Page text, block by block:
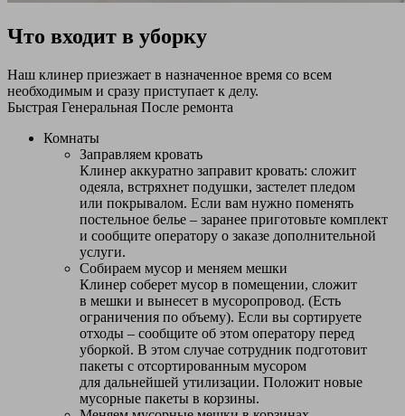
Что входит в уборку
Наш клинер приезжает в назначенное время со всем
необходимым и сразу приступает к делу.
Быстрая Генеральная После ремонта
Комнаты
Заправляем кровать
Клинер аккуратно заправит кровать: сложит
одеяла, встряхнет подушки, застелет пледом
или покрывалом. Если вам нужно поменять
постельное белье – заранее приготовьте комплект
и сообщите оператору о заказе дополнительной
услуги.
Собираем мусор и меняем мешки
Клинер соберет мусор в помещении, сложит
в мешки и вынесет в мусоропровод. (Есть
ограничения по объему). Если вы сортируете
отходы – сообщите об этом оператору перед
уборкой. В этом случае сотрудник подготовит
пакеты с отсортированным мусором
для дальнейшей утилизации. Положит новые
мусорные пакеты в корзины.